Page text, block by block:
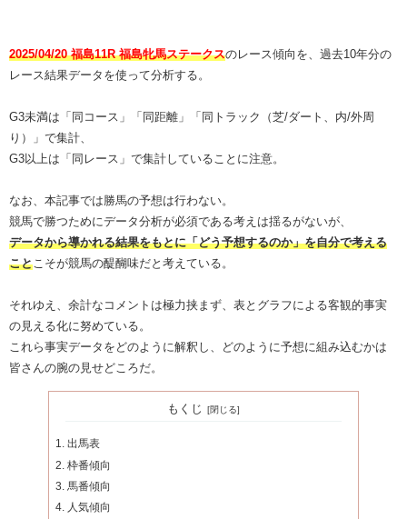
2025/04/20 福島11R 福島牝馬ステークスのレース傾向を、過去10年分の
レース結果データを使って分析する。
G3未満は「同コース」「同距離」「同トラック（芝/ダート、内/外周
り）」で集計、
G3以上は「同レース」で集計していることに注意。
なお、本記事では勝馬の予想は行わない。
競馬で勝つためにデータ分析が必須である考えは揺るがないが、
データから導かれる結果をもとに「どう予想するのか」を自分で考える
ことこそが競馬の醍醐味だと考えている。
それゆえ、余計なコメントは極力挟まず、表とグラフによる客観的事実
の見える化に努めている。
これら事実データをどのように解釈し、どのように予想に組み込むかは
皆さんの腕の見せどころだ。
もくじ
出馬表
枠番傾向
馬番傾向
人気傾向